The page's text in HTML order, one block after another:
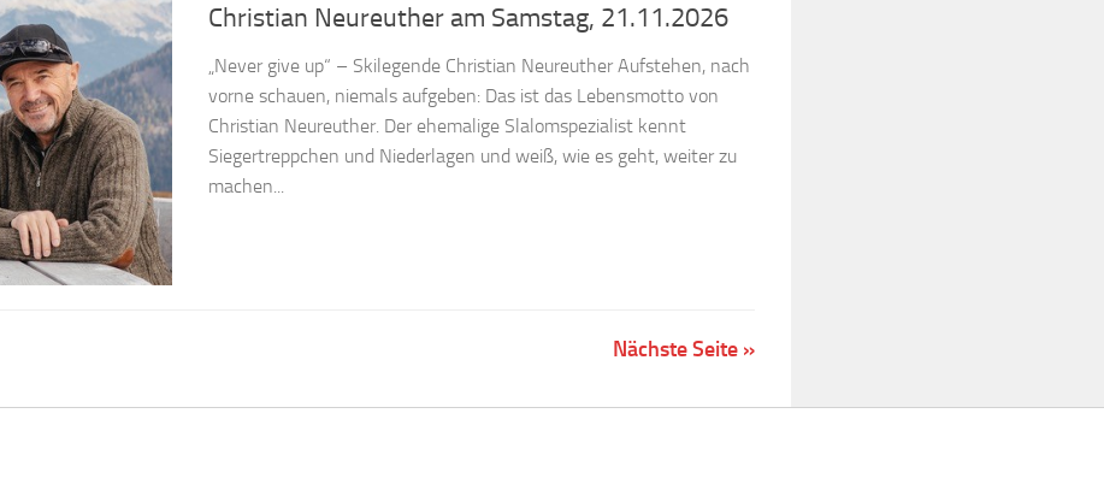
Christian Neureuther am Samstag, 21.11.2026
„Never give up“ – Skilegende Christian Neureuther Aufstehen, nach
vorne schauen, niemals aufgeben: Das ist das Lebensmotto von
Christian Neureuther. Der ehemalige Slalomspezialist kennt
Siegertreppchen und Niederlagen und weiß, wie es geht, weiter zu
machen...
Nächste Seite »